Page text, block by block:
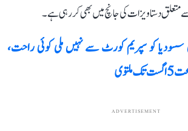
متعلق دستاویزات کی جانچ میں بھی کر رہی ہے۔
کو سپریم کورٹ سے نہیں ملی کوئی راحت،
ADVERTISEMENT